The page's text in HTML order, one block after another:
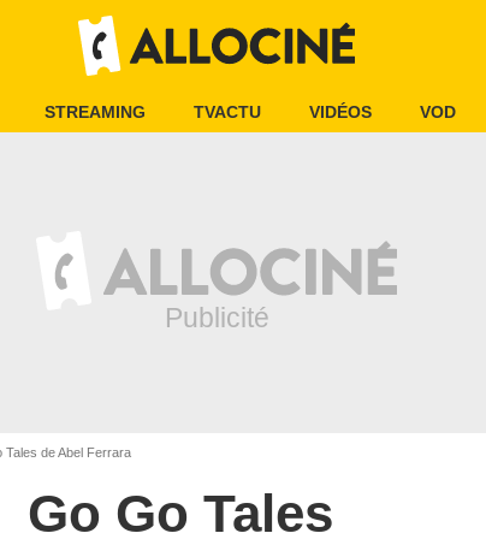
STREAMING TVACTU VIDÉOS VOD
Tales de Abel Ferrara
Go Go Tales